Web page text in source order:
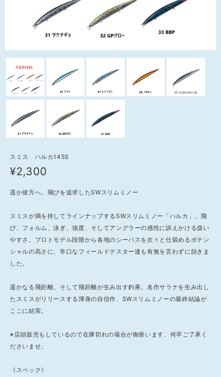
スミス ハルカ145S
¥2,300
遥か彼方へ。飛びを追求したSWスリムミノー
スミスが満を持してラインナップするSWスリムミノー「ハルカ」。飛
び、フォルム、泳ぎ、強度、そしてアングラーの感性に訴えかける扱い
やすさ。プロトモデル段階から各地のシーバスを次々と仕留めるポテン
シャルの高さに、辛口なフィールドテスター達も有無を言わずに頷きま
した。
遥かなる飛距離。そして飛距離が生み出す釣果。名作サラナを生み出し
たスミスがリリースする渾身の自信作、SWスリムミノーの最終結論が
ここに結実。
※店頭販売もしているので在庫切れの場合が御座います、何卒ご了承く
ださいませ。
《スペック》